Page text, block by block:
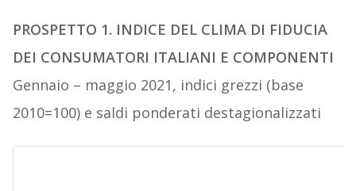
PROSPETTO 1. INDICE DEL CLIMA DI FIDUCIA
DEI CONSUMATORI ITALIANI E COMPONENTI
Gennaio – maggio 2021, indici grezzi (base
2010=100) e saldi ponderati destagionalizzati